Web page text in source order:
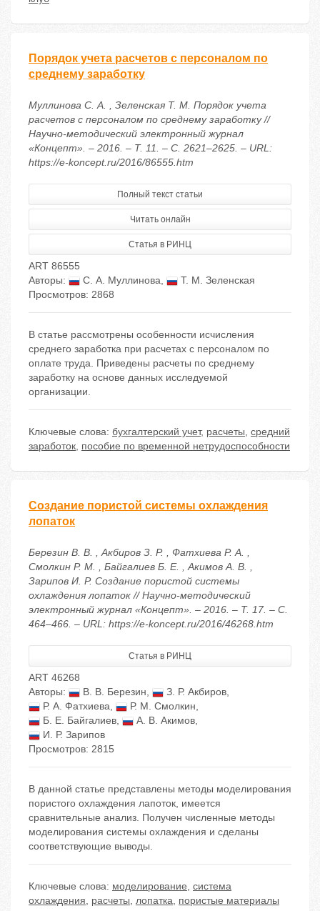
Порядок учета расчетов с персоналом по
среднему заработку
Муллинова С. А. , Зеленская Т. М. Порядок учета
расчетов с персоналом по среднему заработку //
Научно-методический электронный журнал
«Концепт». – 2016. – Т. 11. – С. 2621–2625. – URL:
https://e-koncept.ru/2016/86555.htm
Полный текст статьи
Читать онлайн
Статья в РИНЦ
ART 86555
Авторы:
С. А. Муллинова,
Т. М. Зеленская
Просмотров: 2868
В статье рассмотрены особенности исчисления
среднего заработка при расчетах с персоналом по
оплате труда. Приведены расчеты по среднему
заработку на основе данных исследуемой
организации.
Ключевые слова: бухгалтерский учет, расчеты, средний
заработок, пособие по временной нетрудоспособности
Создание пористой системы охлаждения
лопаток
Березин В. В. , Акбиров З. Р. , Фатхиева Р. А. ,
Смолкин Р. М. , Байгалиев Б. Е. , Акимов А. В. ,
Зарипов И. Р. Создание пористой системы
охлаждения лопаток // Научно-методический
электронный журнал «Концепт». – 2016. – Т. 17. – С.
464–466. – URL: https://e-koncept.ru/2016/46268.htm
Статья в РИНЦ
ART 46268
Авторы:
В. В. Березин, З. Р. Акбиров,
Р. А. Фатхиева, Р. М. Смолкин,
Б. Е. Байгалиев, А. В. Акимов,
И. Р. Зарипов
Просмотров: 2815
В данной статье представлены методы моделирования
пористого охлаждения лапоток, имеется
сравнительные анализ. Получен численные методы
моделирования системы охлаждения и сделаны
соответствующие выводы.
Ключевые слова: моделирование, система
охлаждения, расчеты, лопатка, пористые материалы